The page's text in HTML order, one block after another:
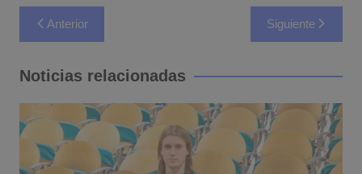
Navegación
de
entradas
Anterior Siguiente
Noticias relacionadas